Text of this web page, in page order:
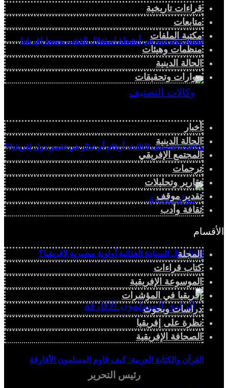
انعدام الحوكمة في أنشطة استغلال الذهب بوسط إفريقيا
وكالات التصنيف الثلاث: أرقام أم تحيّز في تقييم دول إفريقيا؟
لماذا تمثل السيادة الغذائية أولوية مصيرية لإفريقيا؟
القرآن والكتابة العربية: كيف قاوم المسلمون الأفارقة
قراءات تاريخية
متابعات
مكتبة الملفات
منظمات وهيئات
الحالة الدينية
حوارات وتحقيقات
أخبار
الحالة الدينية
المجتمع الإفريقي
ترجمات
تقارير وتحليلات
تقدير موقف
ثقافة وأدب
الأقسام
المجلة
كتاب قراءات
الموسوعة الإفريقية
إفريقيا في المؤشرات
دراسات وبحوث
نظرة على إفريقيا
الصحافة الإفريقية
رئيس التحرير